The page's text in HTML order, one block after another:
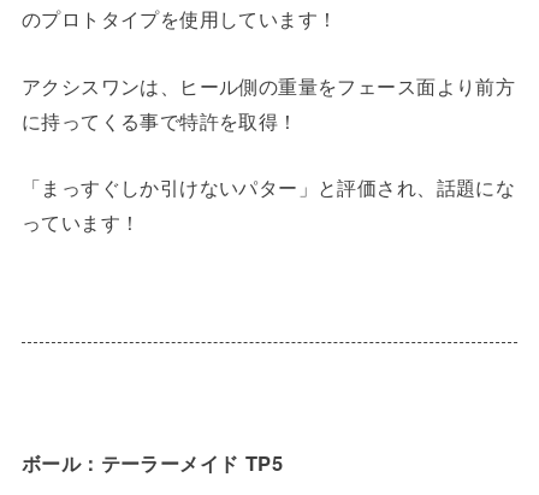
のプロトタイプを使用しています！
アクシスワンは、ヒール側の重量をフェース面より前方
に持ってくる事で特許を取得！
「まっすぐしか引けないパター」と評価され、話題にな
っています！
ボール：テーラーメイド TP5